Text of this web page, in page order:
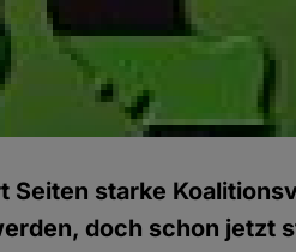
Seiten starke
doch schon jetzt